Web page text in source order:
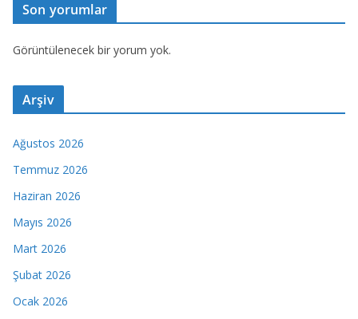
Son yorumlar
Görüntülenecek bir yorum yok.
Arşiv
Ağustos 2026
Temmuz 2026
Haziran 2026
Mayıs 2026
Mart 2026
Şubat 2026
Ocak 2026